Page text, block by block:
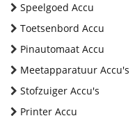
Speelgoed Accu
Toetsenbord Accu
Pinautomaat Accu
Meetapparatuur Accu's
Stofzuiger Accu's
Printer Accu